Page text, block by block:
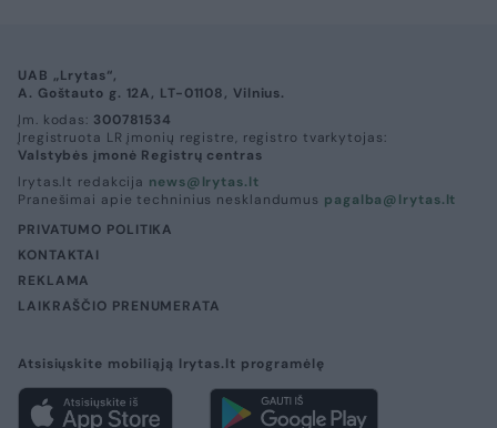
UAB „Lrytas“,
A. Goštauto g. 12A, LT-01108, Vilnius.
Įm. kodas: 300781534
Įregistruota LR įmonių registre, registro tvarkytojas:
Valstybės įmonė Registrų centras
lrytas.lt redakcija news@lrytas.lt
Pranešimai apie techninius nesklandumus pagalba@lrytas.lt
PRIVATUMO POLITIKA
KONTAKTAI
REKLAMA
LAIKRAŠČIO PRENUMERATA
Atsisiųskite mobiliąją lrytas.lt programėlę